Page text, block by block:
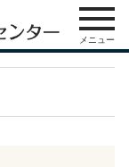
メニュー